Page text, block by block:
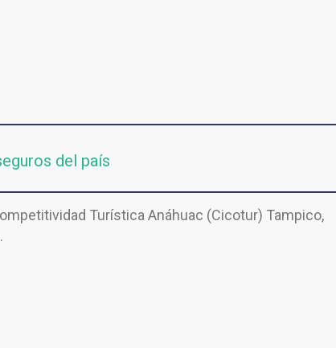
del país
Turística Anáhuac (Cicotur) Tampico,